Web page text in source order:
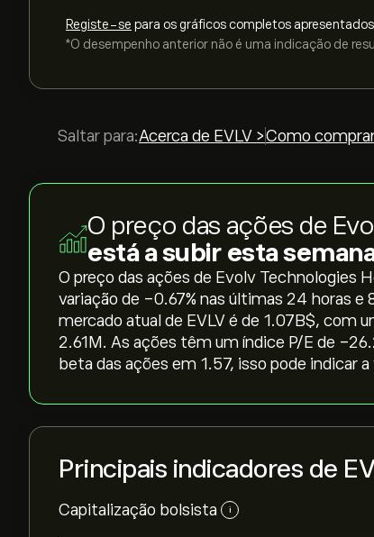
Registe-se para os gráficos completos
*O desempenho anterior não é uma indicação de
Saltar para:Acerca de EVLV >Como
O preço das ações de
está a subir esta
O preço das ações de Evolv Technologies
variação de ‎-0.67‎% nas últimas 24 horas e
mercado atual de EVLV é de 1.07B‎$‎, com
2.61M. As ações têm um índice P/E de -
beta das ações em 1.57, isso pode indicar
Principais indicadores de
Capitalização bolsista i